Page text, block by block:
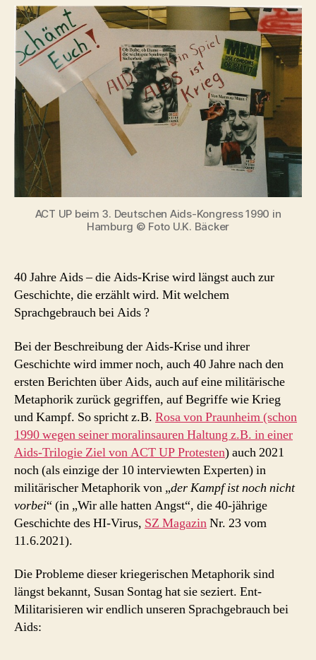
Krieg
Militär-
Metaphorik
im
Sprachgebrauch
bei
Aids,
auch
nach
40
ACT UP beim 3. Deutschen Aids-Kongress 1990 in
Hamburg © Foto U.K. Bäcker
40 Jahre Aids – die Aids-Krise wird längst auch zur
Geschichte, die erzählt wird. Mit welchem
Sprachgebrauch bei Aids ?
Bei der Beschreibung der Aids-Krise und ihrer
Geschichte wird immer noch, auch 40 Jahre nach den
ersten Berichten über Aids, auch auf eine militärische
Metaphorik zurück gegriffen, auf Begriffe wie Krieg
und Kampf. So spricht z.B. Rosa von Praunheim (schon
1990 wegen seiner moralinsauren Haltung z.B. in einer
Aids-Trilogie Ziel von ACT UP Protesten) auch 2021
noch (als einzige der 10 interviewten Experten) in
militärischer Metaphorik von „der Kampf ist noch nicht
vorbei“ (in „Wir alle hatten Angst“, die 40-jährige
Geschichte des HI-Virus, SZ MagazinNr. 23 vom
11.6.2021).
Die Probleme dieser kriegerischen Metaphorik sind
längst bekannt, Susan Sontag hat sie seziert. Ent-
Militarisieren wir endlich unseren Sprachgebrauch bei
Aids: